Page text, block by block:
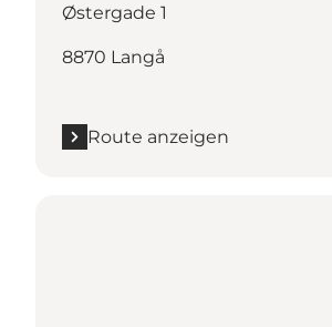
Østergade 1
8870 Langå
Route anzeigen